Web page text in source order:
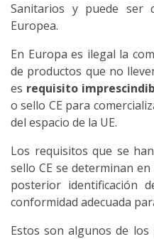
Sanitarios y puede ser
Europea.
En Europa es ilegal la
de productos que no
es requisito
o sello CE para
del espacio de la UE.
Los requisitos que se
sello CE se determinan
posterior identificación
conformidad adecuada
Estos son algunos de